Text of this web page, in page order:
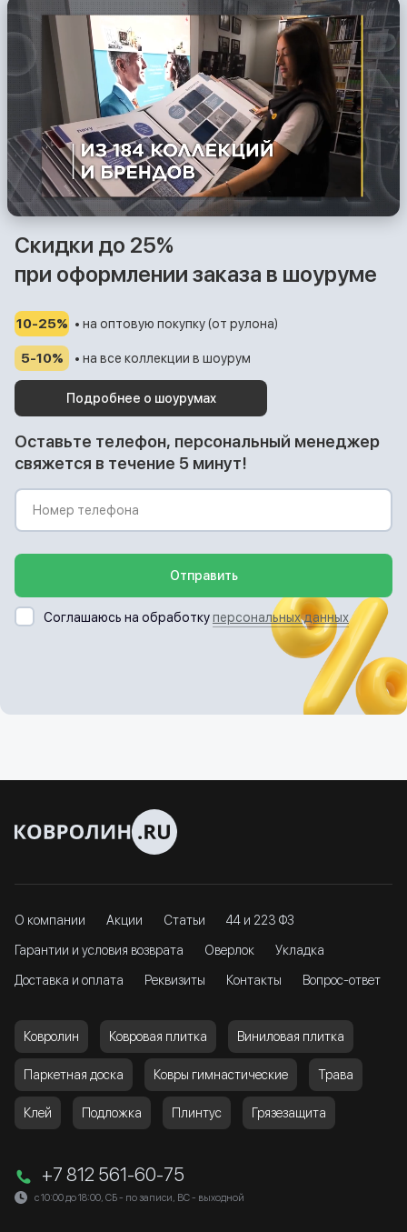
Скидки до 25%
при оформлении заказа в шоуруме
10-25% • на оптовую покупку (от рулона)
5-10% • на все коллекции в шоурум
Подробнее о шоурумах
Оставьте телефон, персональный менеджер
свяжется в течение 5 минут!
Отправить
Соглашаюсь на обработкуперсональных данных
О компании Акции Статьи 44 и 223 ФЗ
Гарантии и условия возврата Оверлок Укладка
Доставка и оплата Реквизиты Контакты Вопрос-ответ
Ковролин Ковровая плитка Виниловая плитка
Паркетная доска Ковры гимнастические Трава
Клей Подложка Плинтус Грязезащита
+7 812 561-60-75
с 10:00 до 18:00, СБ - по записи, ВС - выходной